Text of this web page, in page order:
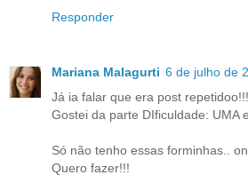
Responder
Mariana Malagurti 6 de julho de
Já ia falar que era post
Gostei da parte DIficuldade: UMA
Só não tenho essas forminhas..
Quero fazer!!!